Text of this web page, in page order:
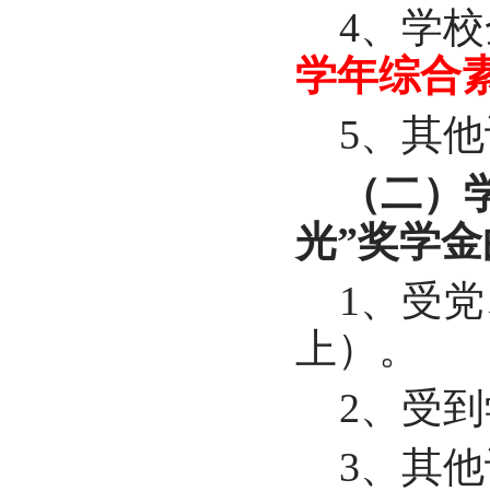
4、学
学年综合
5、其
（二
光”奖学
1、受
上）。
2、受
3、其